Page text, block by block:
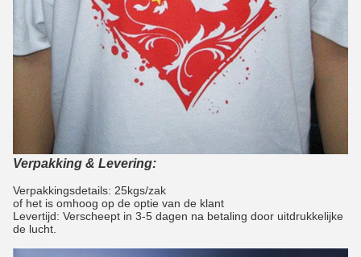
Verpakking & Levering:
Verpakkingsdetails: 25kgs/zak
of het is omhoog op de optie van de klant
Levertijd: Verscheept in 3-5 dagen na betaling door uitdrukkelijke
de lucht.